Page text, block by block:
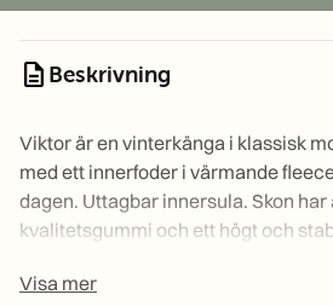
description Beskrivning
Viktor är en vinterkänga i klassisk
med ett innerfoder i värmande
dagen. Uttagbar innersula. Skon
kvalitetsgummi och ett högt och
Visa mer